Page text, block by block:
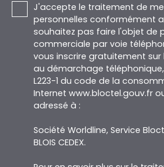
J'accepte le traitement de
personnelles conformément
souhaitez pas faire l'objet de
commerciale par voie
vous inscrire gratuitement
au démarchage
L223-1 du code de la
Internet www.bloctel.gouv.fr
adressé à :
Société Worldline, Service
BLOIS CEDEX.